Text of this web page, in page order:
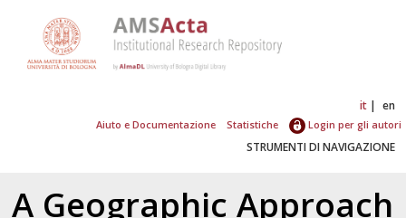
it en
Aiuto e Documentazione Statistiche Login per gli autori
STRUMENTI DI NAVIGAZIONE
A Geographic Approach